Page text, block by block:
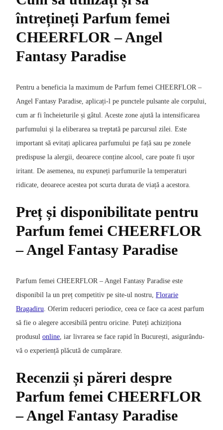
întrețineți Parfum femei
CHEERFLOR – Angel
Fantasy Paradise
Pentru a beneficia la maximum de Parfum femei CHEERFLOR –
Angel Fantasy Paradise, aplicați-l pe punctele pulsante ale corpului,
cum ar fi încheieturile și gâtul. Aceste zone ajută la intensificarea
parfumului și la eliberarea sa treptată pe parcursul zilei. Este
important să evitați aplicarea parfumului pe față sau pe zonele
predispuse la alergii, deoarece conține alcool, care poate fi ușor
iritant. De asemenea, nu expuneți parfumurile la temperaturi
ridicate, deoarece acestea pot scurta durata de viață a acestora.
Preț și disponibilitate pentru
Parfum femei CHEERFLOR
– Angel Fantasy Paradise
Parfum femei CHEERFLOR – Angel Fantasy Paradise este
disponibil la un preț competitiv pe site-ul nostru, Florarie
Bragadiru. Oferim reduceri periodice, ceea ce face ca acest parfum
să fie o alegere accesibilă pentru oricine. Puteți achiziționa
produsul online, iar livrarea se face rapid în București, asigurându-
vă o experiență plăcută de cumpărare.
Recenzii și păreri despre
Parfum femei CHEERFLOR
– Angel Fantasy Paradise